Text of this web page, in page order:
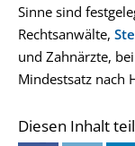
Sinne sind
Rechtsanwälte,
und Zahnärzte,
Mindestsatz nach
Diesen Inhalt